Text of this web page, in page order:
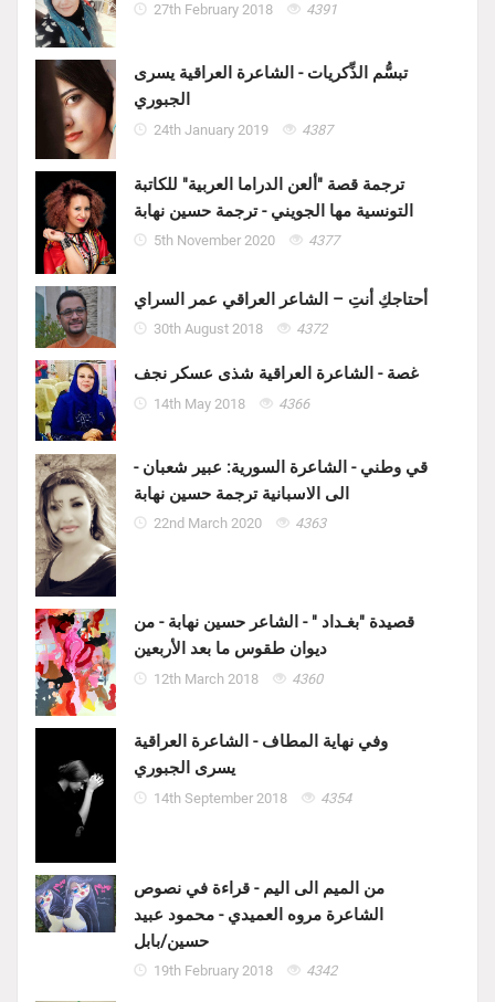
27th February 2018 4391
تبسُّم الذِّكريات - الشاعرة العراقية يسرى
الجبوري
24th January 2019 4387
ترجمة قصة "ألعن الدراما العربية" للكاتبة
التونسية مها الجويني - ترجمة حسين نهابة
5th November 2020 4377
أحتاجكِ أنتِ – الشاعر العراقي عمر السراي
30th August 2018 4372
غصة - الشاعرة العراقية شذى عسكر نجف
14th May 2018 4366
قي وطني - الشاعرة السورية: عبير شعبان -
الى الاسبانية ترجمة حسين نهابة
22nd March 2020 4363
قصيدة "بغـداد " - الشاعر حسين نهابة - من
ديوان طقوس ما بعد الأربعين
12th March 2018 4360
وفي نهاية المطاف - الشاعرة العراقية
يسرى الجبوري
14th September 2018 4354
من الميم الى اليم - قراءة في نصوص
الشاعرة مروه العميدي - محمود عبيد
حسين/بابل
19th February 2018 4342